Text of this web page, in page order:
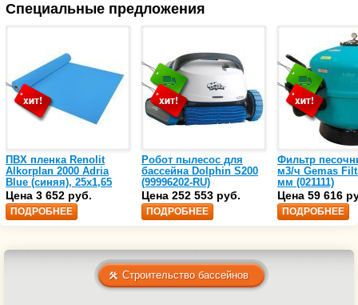
Специальные предложения
ПВХ пленка Renolit
Alkorplan 2000 Adria
Blue (синяя), 25х1,65
(35216203)
Цена 3 652 руб.
ПОДРОБНЕЕ
Робот пылесос для
бассейна Dolphin S200
(99996202-RU)
Цена 252 553 руб.
ПОДРОБНЕЕ
Фильтр
м3/ч Gemas
мм (021111)
Цена 59 616
ПОДРОБНЕЕ
Строительство бассейнов